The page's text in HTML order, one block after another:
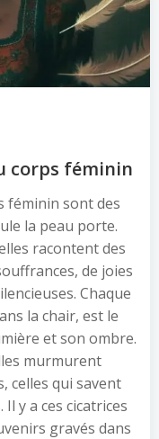
corps féminin
féminin sont des
la peau porte.
racontent des
de joies
Chaque
la chair, est le
et son ombre.
murmurent
celles qui savent
y a ces cicatrices
gravés dans